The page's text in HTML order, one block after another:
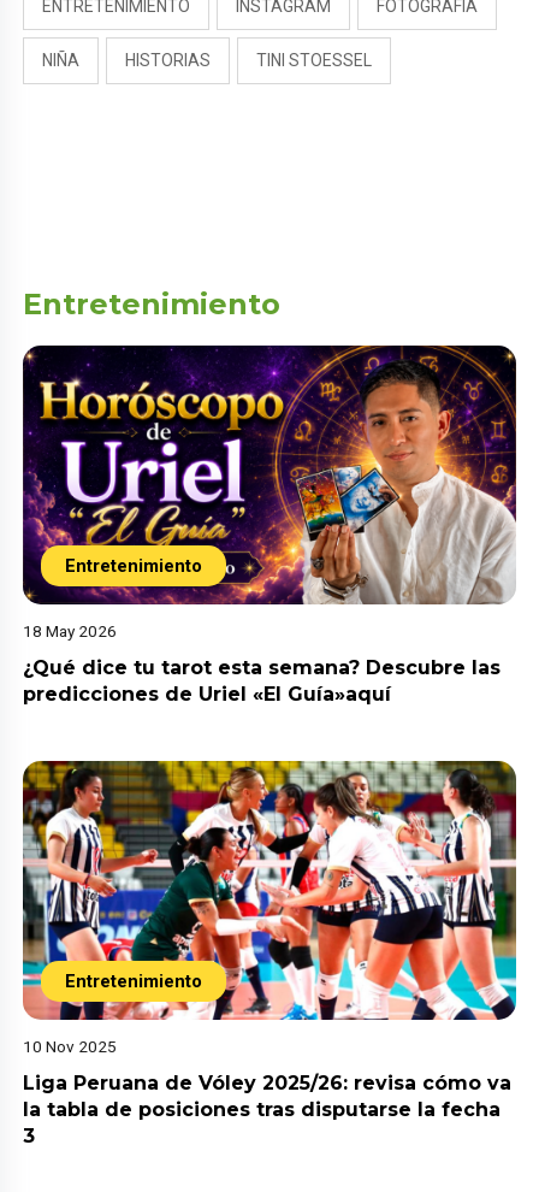
ENTRETENIMIENTO INSTAGRAM FOTOGRAFÍA
NIÑA HISTORIAS TINI STOESSEL
Entretenimiento
Entretenimiento
18 May 2026
¿Qué dice tu tarot esta semana? Descubre las
predicciones de Uriel «El Guía»aquí
Entretenimiento
10 Nov 2025
Liga Peruana de Vóley 2025/26: revisa cómo va
la tabla de posiciones tras disputarse la fecha
3